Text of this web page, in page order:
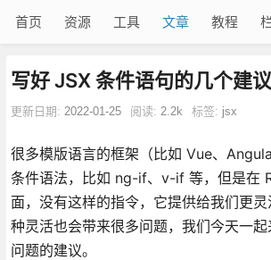
首页 资源 工具 文章 教程
写好 JSX 条件语句的几个建议
更新日期: 2022-01-25 阅读: 2.2k 标签: jsx
很多模版语言的框架（比如 Vue、
条件语法，比如 ng-if、v-if 等，但是在
面，没有这样的指令，它提供给我们更
种灵活也会带来很多问题，我们今天一
问题的建议。